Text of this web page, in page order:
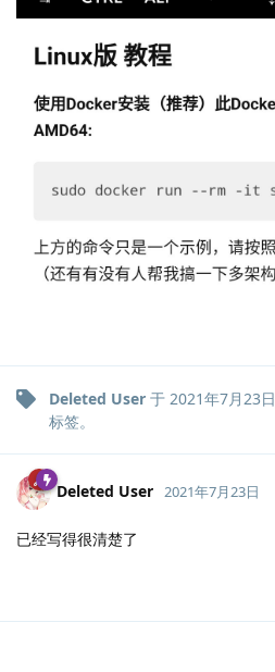
Deleted User 于 2021年7月23日
标签。
Deleted User 2021年7月23日
已经写得很清楚了